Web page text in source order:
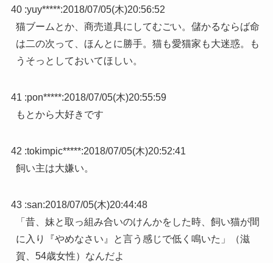
40 :yuy*****:2018/07/05(木)20:56:52
猫ブームとか、商売道具にしてむごい。儲かるならば命
は二の次って、ほんとに勝手。猫も愛猫家も大迷惑。も
うそっとしておいてほしい。
41 :pon*****:2018/07/05(木)20:55:59
もとから大好きです
42 :tokimpic*****:2018/07/05(木)20:52:41
飼い主は大嫌い。
43 :san:2018/07/05(木)20:44:48
「昔、妹と取っ組み合いのけんかをした時、飼い猫が間
に入り『やめなさい』と言う感じで低く鳴いた」（滋
賀、54歳女性）なんだよ